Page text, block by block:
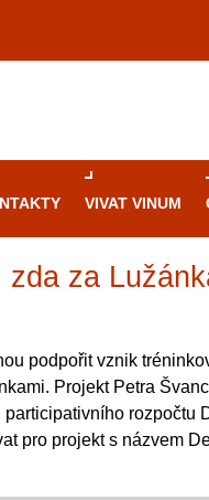
VIVAT VINUM
za
podpořit vznik
Projekt Petra
rozpočtu
pro projekt s názvem
Průvodce
Brno je městem známým
restaurace, divadla a
místem, kde si můžete
různé kasinové hry. V
metropoli naleznete